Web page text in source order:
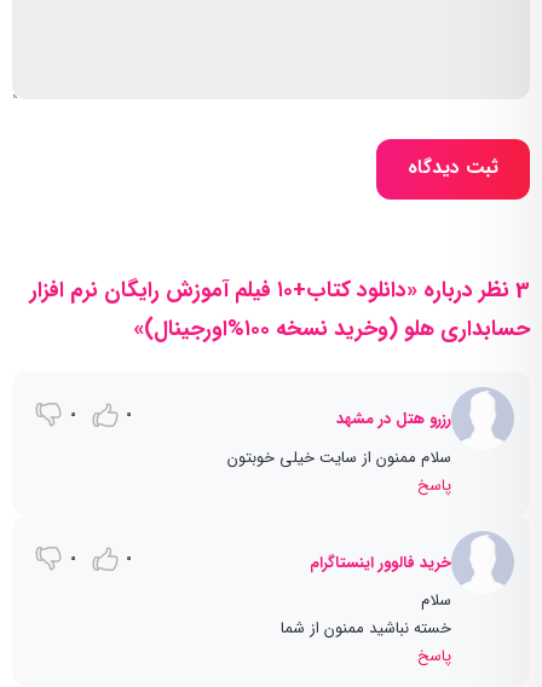
ثبت دیدگاه
3 نظر درباره «دانلود کتاب+۱۰ فیلم آموزش رایگان نرم افزار
حسابداری هلو (وخرید نسخه ۱۰۰%اورجینال)»
رزرو هتل در مشهد 0
0
سلام ممنون از سایت خیلی خوبتون
پاسخ
خرید فالوور اینستاگرام 0
0
سلام
خسته نباشید ممنون از شما
پاسخ